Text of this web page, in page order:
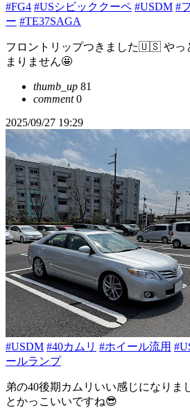
#FG4 #USシビッククーペ #USDM #
ー #TE37SAGA
フロントリップつきました🇺🇸 やっ
まりません🤩
thumb_up 81
comment0
2025/09/27 19:29
#USDM #40カムリ #ホイール流用
ールランプ
弟の40後期カムリいい感じになり
とかっこいいですね😎